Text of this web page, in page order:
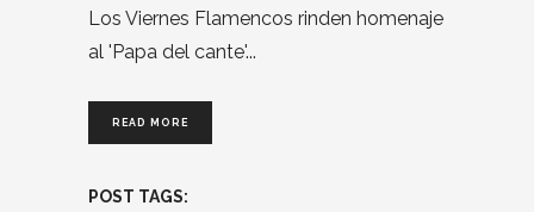
Los Viernes Flamencos rinden homenaje
al 'Papa del cante'
READ MORE
POST TAGS: